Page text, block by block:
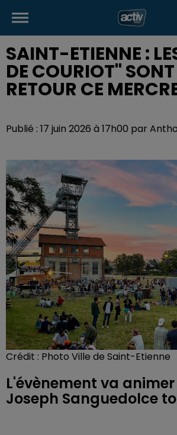
SAINT-ETIENNE :
DE COURIOT" SONT
RETOUR CE
Publié : 17 juin 2026 à 17h00 par
Crédit : Photo Ville de Saint-Etienne
L'évènement va
Joseph Sanguedolce